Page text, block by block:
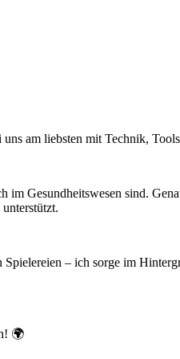
am liebsten mit Technik,
Gesundheitswesen sind.
– ich sorge im
🌍